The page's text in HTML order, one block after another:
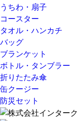
うちわ・扇子
コースター
タオル・ハンカチ
バッグ
ブランケット
ボトル・タンブラー
折りたたみ傘
缶クージー
防災セット